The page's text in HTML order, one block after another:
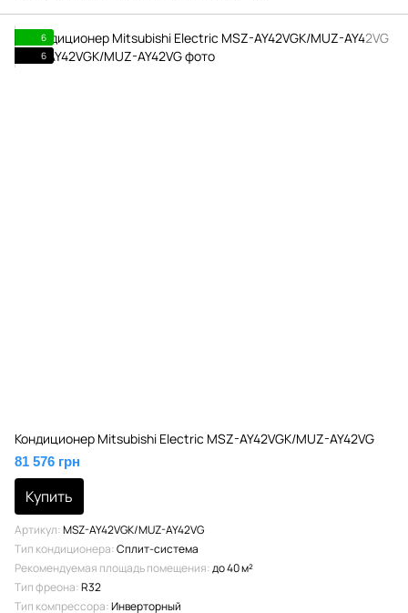
6
6
Кондиционер Mitsubishi Electric MSZ-AY42VGK/MUZ-AY42VG
81 576 грн
Купить
Артикул MSZ-AY42VGK/MUZ-AY42VG
Тип кондиционера Сплит-система
Рекомендуемая площадь помещения до 40 м²
Тип фреона R32
Тип компрессора Инверторный